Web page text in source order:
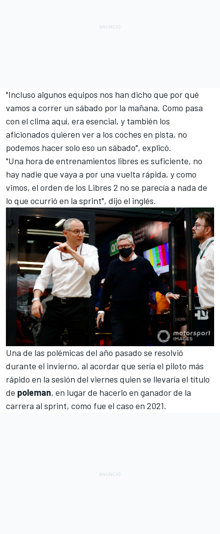
"Incluso algunos equipos nos han dicho que por qué
vamos a correr un sábado por la mañana. Como pasa
con el clima aquí, era esencial, y también los
aficionados quieren ver a los coches en pista, no
podemos hacer solo eso un sábado", explicó.
"Una hora de entrenamientos libres es suficiente, no
hay nadie que vaya a por una vuelta rápida, y como
vimos, el orden de los Libres 2 no se parecía a nada de
lo que ocurrió en la sprint", dijo el inglés.
Una de las polémicas del año pasado se resolvió
durante el invierno, al acordar que sería el piloto más
rápido en la sesión del viernes quien se llevaría el título
de poleman, en lugar de hacerlo en ganador de la
carrera al sprint, como fue el caso en 2021.